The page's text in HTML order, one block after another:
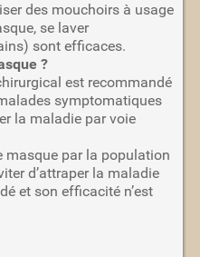
des mouchoirs à usage
se laver
sont efficaces.
?
est recommandé
symptomatiques
la maladie par voie
masque par la population
d’attraper la maladie
et son efficacité n’est